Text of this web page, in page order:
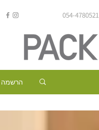
054-4780521
הרשמה